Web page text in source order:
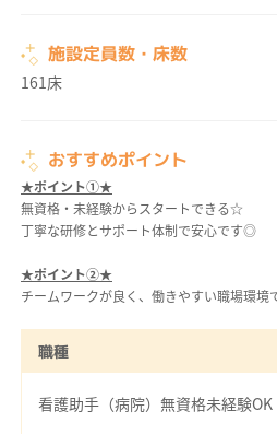
施設定員数・床数
161床
おすすめポイント
★ポイント①★
無資格・未経験からスタートできる☆
丁寧な研修とサポート体制で安心です◎
★ポイント②★
チームワークが良く、働きやすい職場環境
職種
看護助手（病院）無資格未経験OK